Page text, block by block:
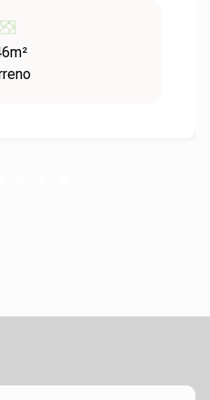
posicionada, o
para diversos
ou comercial.
verde ao redor